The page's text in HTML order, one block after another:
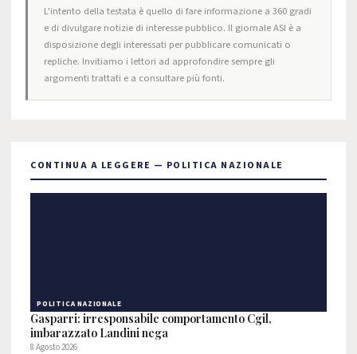
L'intento della testata è quello di fare informazione a 360 gradi
e di divulgare notizie di interesse pubblico. Il giornale ASI è a
disposizione degli interessati per pubblicare comunicati o
repliche. Invitiamo i lettori ad approfondire sempre gli
argomenti trattati e a consultare più fonti.
CONTINUA A LEGGERE — POLITICA NAZIONALE
POLITICA NAZIONALE
Gasparri: irresponsabile comportamento Cgil,
imbarazzato Landini nega
8 Agosto 2026